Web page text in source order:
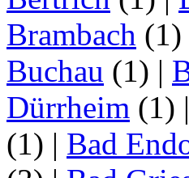
Brambach (1)
Buchau (1) |
Dürrheim (1) |
(1) | Bad